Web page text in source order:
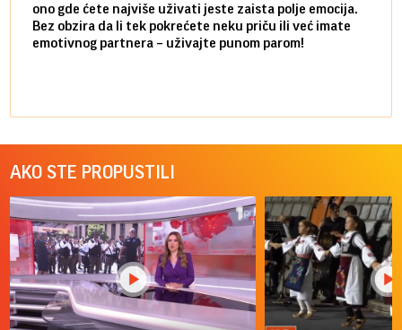
ono gde ćete najviše uživati jeste zaista polje emocija.
Bez obzira da li tek pokrećete neku priču ili već imate
emotivnog partnera – uživajte punom parom!
AKO STE PROPUSTILI